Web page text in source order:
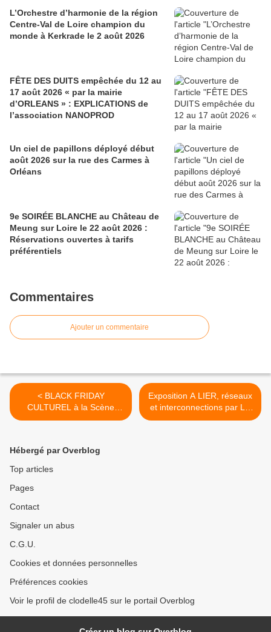
L’Orchestre d’harmonie de la région
Centre-Val de Loire champion du
monde à Kerkrade le 2 août 2026
FÊTE DES DUITS empêchée du 12 au
17 août 2026 « par la mairie
d’ORLEANS » : EXPLICATIONS de
l’association NANOPROD
Un ciel de papillons déployé début
août 2026 sur la rue des Carmes à
Orléans
9e SOIRÉE BLANCHE au Château de
Meung sur Loire le 22 août 2026 :
Réservations ouvertes à tarifs
préférentiels
Commentaires
Ajouter un commentaire
< BLACK FRIDAY
CULTUREL à la Scène
Nationale d’Orléans : 150
Exposition A LIER, réseaux
et interconnections par LA
LABOMEDIA - Orléans St
Hébergé par Overblog
Top articles
Pages
Contact
Signaler un abus
C.G.U.
Cookies et données personnelles
Préférences cookies
Voir le profil de clodelle45 sur le portail Overblog